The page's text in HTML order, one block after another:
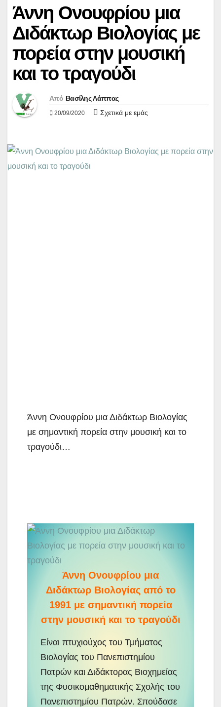
Άννη Ονουφρίου μια
Διδάκτωρ Βιολογίας με
πορεία στην μουσική
και το τραγούδι
Από Βασίλης Λάππας
20/09/2020 Σχετικά με εμάς
Άννη Ονουφρίου μια Διδάκτωρ Βιολογίας
με σημαντική πορεία στην μουσική και το
τραγούδι…
Άννη Ονουφρίου μια
Διδάκτωρ Βιολογίας από το
1991 με σημαντική πορεία
στην μουσική και το τραγούδι
Είναι πτυχιούχος του Τμήματος
Βιολογίας του Πανεπιστημίου
Πατρών και Διδάκτορας Βιοχημείας
της Φυσικομαθηματικής Σχολής του
Πανεπιστημίου Πατρών. Σπούδασε